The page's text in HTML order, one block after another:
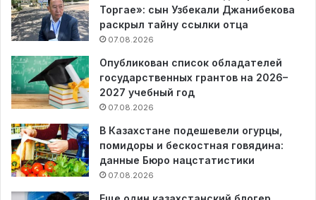
Торгае»: сын Узбекали Джанибекова
раскрыл тайну ссылки отца
07.08.2026
Опубликован список обладателей
государственных грантов на 2026–
2027 учебный год
07.08.2026
В Казахстане подешевели огурцы,
помидоры и бескостная говядина:
данные Бюро нацстатистики
07.08.2026